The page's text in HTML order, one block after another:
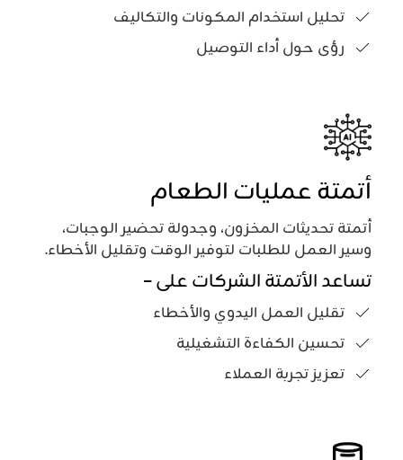
تحليل استخدام المكونات والتكاليف
رؤى حول أداء التوصيل
أتمتة عمليات الطعام
أتمتة تحديثات المخزون، وجدولة تحضير الوجبات،
وسير العمل للطلبات لتوفير الوقت وتقليل الأخطاء.
تساعد الأتمتة الشركات على –
تقليل العمل اليدوي والأخطاء
تحسين الكفاءة التشغيلية
تعزيز تجربة العملاء